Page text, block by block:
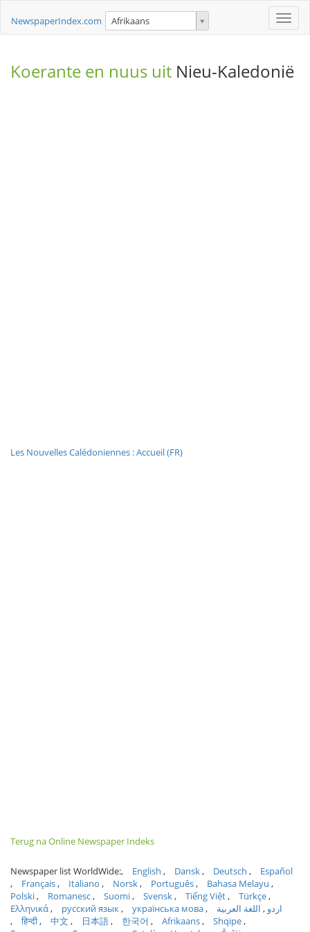
Toggle
NewspaperIndex.com Afrikaans
Koerante en nuus uit Nieu-Kaledonië
Les Nouvelles Calédoniennes : Accueil (FR)
Terug na Online Newspaper Indeks
Newspaper list WorldWide: English Dansk Deutsch
Español
Français
Italiano Norsk Português
Bahasa Melayu
Polski
Romanesc Suomi Svensk Tiếng Việt
Türkçe
Ελληνικά
русский язык українська мова اردو
اللغة العربية
हिन्दी
中文 日本語 한국어 Afrikaans
Shqipe